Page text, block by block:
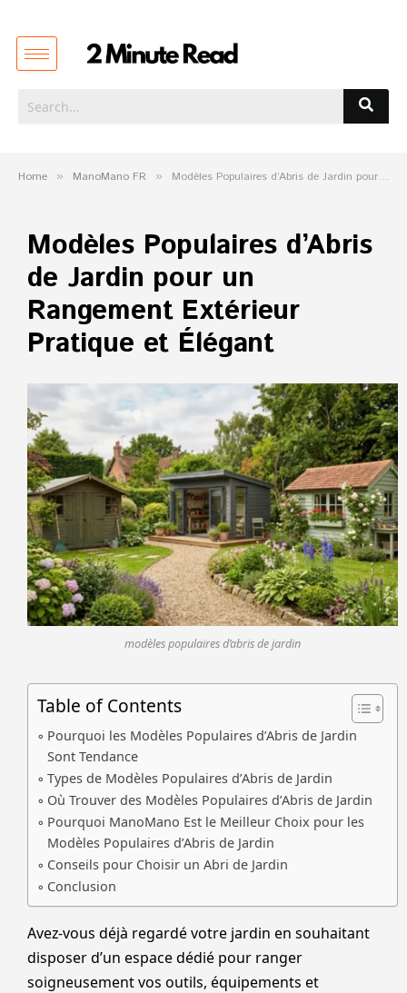
Home » ManoMano FR » Modèles Populaires d’Abris de Jardin pour un Rangement Extérieur Pratique et Élégant
Modèles Populaires d’Abris
de Jardin pour un
Rangement Extérieur
Pratique et Élégant
modèles populaires d’abris de jardin
Table of Contents
Pourquoi les Modèles Populaires d’Abris de Jardin
Sont Tendance
Types de Modèles Populaires d’Abris de Jardin
Où Trouver des Modèles Populaires d’Abris de Jardin
Pourquoi ManoMano Est le Meilleur Choix pour les
Modèles Populaires d’Abris de Jardin
Conseils pour Choisir un Abri de Jardin
Conclusion
Avez-vous déjà regardé votre jardin en souhaitant
disposer d’un espace dédié pour ranger
soigneusement vos outils, équipements et